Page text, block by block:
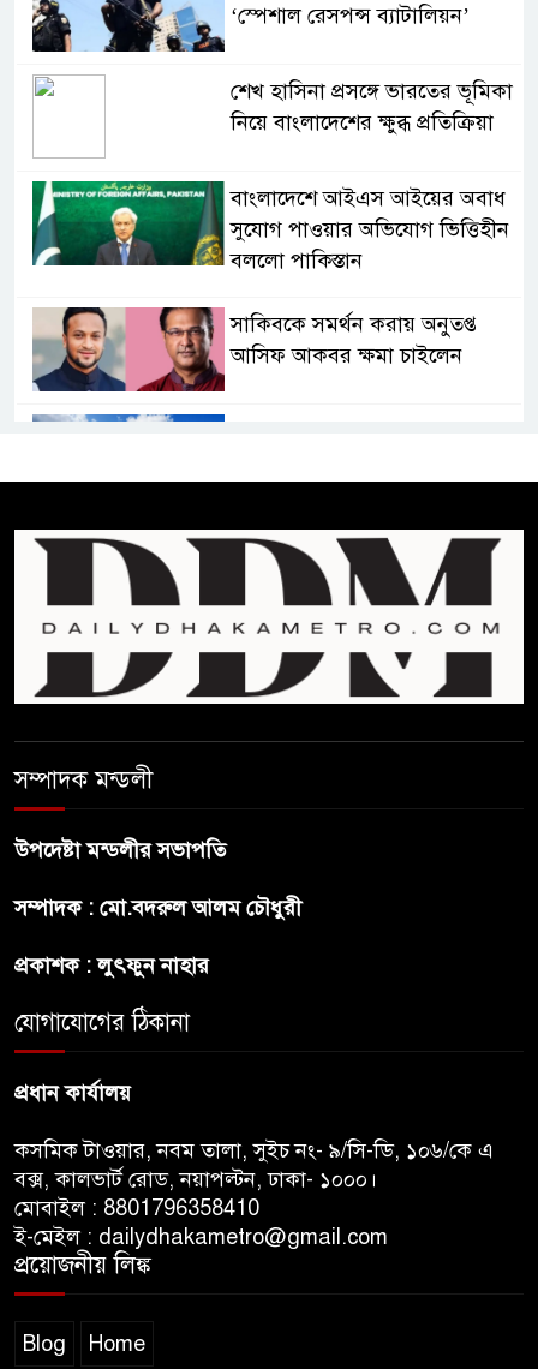
‘স্পেশাল রেসপন্স ব্যাটালিয়ন’
শেখ হাসিনা প্রসঙ্গে ভারতের ভূমিকা
নিয়ে বাংলাদেশের ক্ষুব্ধ প্রতিক্রিয়া
বাংলাদেশে আইএস আইয়ের অবাধ
সুযোগ পাওয়ার অভিযোগ ভিত্তিহীন
বললো পাকিস্তান
সাকিবকে সমর্থন করায় অনুতপ্ত
আসিফ আকবর ক্ষমা চাইলেন
প্রথম শ্রেণি ছাড়া অন্য সব শ্রেণিতে
হবে ভর্তি পরীক্ষা: শিক্ষা মন্ত্রণালয়
কাউকে অসম্মান করতে নয়,
জনগনের অধিকার আদায়ে এসেছিঃ
জামাতের আমির
বন্ধুত্ব : ব্রেট লি
সম্পাদক মন্ডলী
উপদেষ্টা মন্ডলীর সভাপতি
সম্পাদক : মো.বদরুল আলম চৌধুরী
প্রকাশক : লুৎফুন নাহার
যোগাযোগের ঠিকানা
প্রধান কার্যালয়
কসমিক টাওয়ার, নবম তালা, সুইচ নং- ৯/সি-ডি, ১০৬/কে এ
বক্স, কালভার্ট রোড, নয়াপল্টন, ঢাকা- ১০০০।
মোবাইল : 8801796358410
ই-মেইল : dailydhakametro@gmail.com
প্রয়োজনীয় লিঙ্ক
Blog Home